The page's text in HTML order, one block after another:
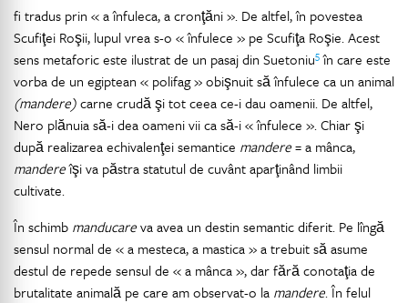
fi tradus prin « a înfuleca, a cronţăni ». De altfel, în povestea
Scufiţei Roşii, lupul vrea s-o « înfulece » pe Scufiţa Roşie. Acest
sens metaforic este ilustrat de un pasaj din Suetoniu5în care este
vorba de un egiptean « polifag » obişnuit să înfulece ca un animal
(mandere)carne crudă şi tot ceea ce-i dau oamenii. De altfel,
Nero plănuia să-i dea oameni vii ca să-i « înfulece ». Chiar şi
după realizarea echivalenţei semantice mandere= a mânca,
mandereîşi va păstra statutul de cuvânt aparţinând limbii
cultivate.
În schimb manducareva avea un destin semantic diferit. Pe lîngă
sensul normal de « a mesteca, a mastica » a trebuit să asume
destul de repede sensul de « a mânca », dar fără conotaţia de
brutalitate animală pe care am observat-o la mandere. În felul